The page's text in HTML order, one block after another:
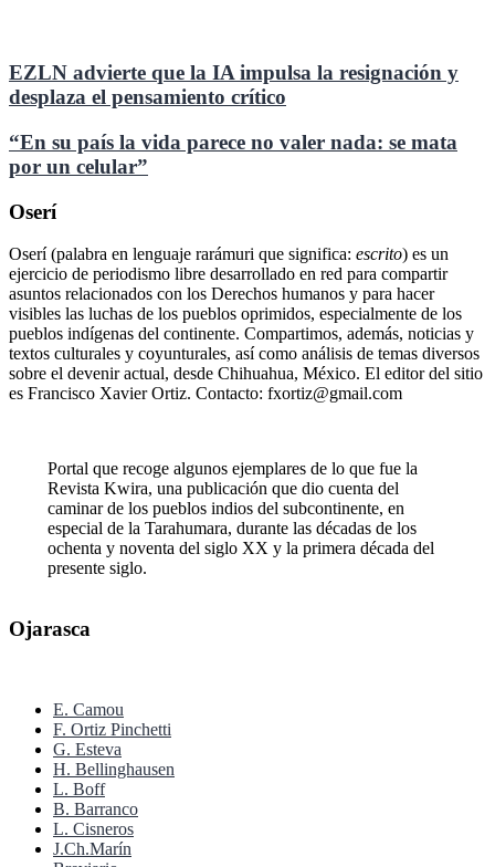
EZLN advierte que la IA impulsa la resignación y
desplaza el pensamiento crítico
“En su país la vida parece no valer nada: se mata
por un celular”
Oserí
Oserí (palabra en lenguaje rarámuri que significa: escrito) es un
ejercicio de periodismo libre desarrollado en red para compartir
asuntos relacionados con los Derechos humanos y para hacer
visibles las luchas de los pueblos oprimidos, especialmente de los
pueblos indígenas del continente. Compartimos, además, noticias y
textos culturales y coyunturales, así como análisis de temas diversos
sobre el devenir actual, desde Chihuahua, México. El editor del sitio
es Francisco Xavier Ortiz. Contacto: fxortiz@gmail.com
Portal que recoge algunos ejemplares de lo que fue la
Revista Kwira, una publicación que dio cuenta del
caminar de los pueblos indios del subcontinente, en
especial de la Tarahumara, durante las décadas de los
ochenta y noventa del siglo XX y la primera década del
presente siglo.
Ojarasca
E. Camou
F. Ortiz Pinchetti
G. Esteva
H. Bellinghausen
L. Boff
B. Barranco
L. Cisneros
J.Ch.Marín